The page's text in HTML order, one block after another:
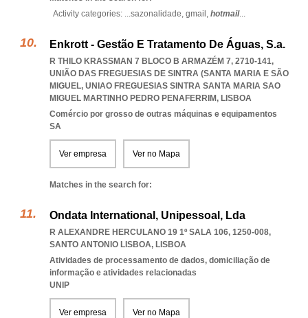
Activity categories: ...sazonalidade, gmail, hotmail...
Enkrott - Gestão E Tratamento De Águas, S.a.
R THILO KRASSMAN 7 BLOCO B ARMAZÉM 7, 2710-141,
UNIÃO DAS FREGUESIAS DE SINTRA (SANTA MARIA E SÃO
MIGUEL, UNIAO FREGUESIAS SINTRA SANTA MARIA SAO
MIGUEL MARTINHO PEDRO PENAFERRIM, LISBOA
Comércio por grosso de outras máquinas e equipamentos
SA
Ver empresa Ver no Mapa
Matches in the search for:
Ondata International, Unipessoal, Lda
R ALEXANDRE HERCULANO 19 1º SALA 106, 1250-008,
SANTO ANTONIO LISBOA, LISBOA
Atividades de processamento de dados, domiciliação de
informação e atividades relacionadas
UNIP
Ver empresa Ver no Mapa